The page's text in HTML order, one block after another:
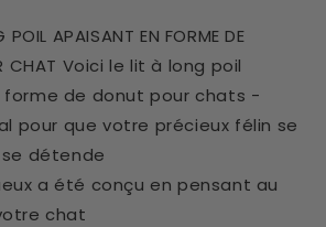
POIL APAISANT EN FORME DE
CHAT Voici le lit à long poil
de donut pour chats -
pour que votre précieux félin se
détende
a été conçu en pensant au
chat